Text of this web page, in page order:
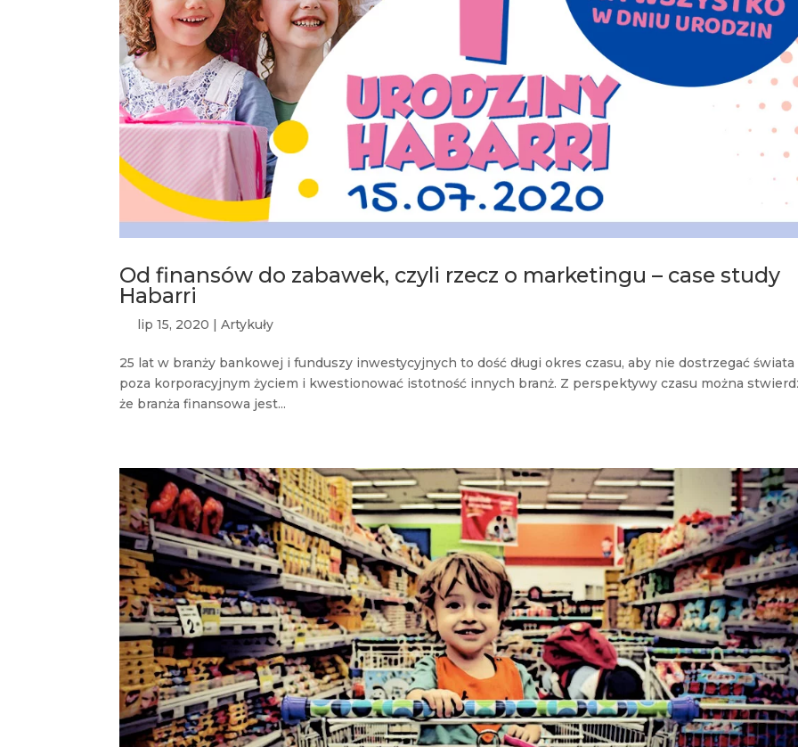
Od finansów do zabawek, czyli rzecz o marketingu – case study
Habarri
lip 15, 2020 |Artykuły
25 lat w branży bankowej i funduszy inwestycyjnych to dość długi okres czasu, aby nie dostrzegać świata
poza korporacyjnym życiem i kwestionować istotność innych branż. Z perspektywy czasu można
że branża finansowa jest...